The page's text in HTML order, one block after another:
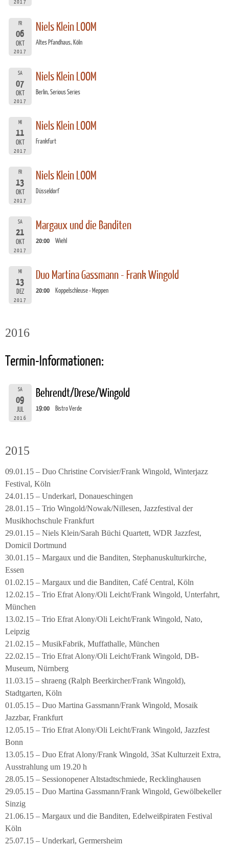
2017
FR
06
OKT
2017
Niels Klein LOOM
Altes Pfandhaus, Köln
SA
07
OKT
2017
Niels Klein LOOM
Berlin, Serious Series
MI
11
OKT
2017
Niels Klein LOOM
Frankfurt
FR
13
OKT
2017
Niels Klein LOOM
Düsseldorf
SA
21
OKT
2017
Margaux und die Banditen
20:00 Wiehl
MI
13
DEZ
2017
Duo Martina Gassmann - Frank Wingold
20:00 Koppelschleuse - Meppen
2016
Termin-Informationen:
SA
09
JUL
2016
Behrendt/Drese/Wingold
19:00 Bistro Verde
2015
09.01.15 – Duo Christine Corvisier/Frank Wingold, Winterjazz
Festival, Köln
24.01.15 – Underkarl, Donaueschingen
28.01.15 – Trio Wingold/Nowak/Nillesen, Jazzfestival der
Musikhochschule Frankfurt
29.01.15 – Niels Klein/Sarah Büchi Quartett, WDR Jazzfest,
Domicil Dortmund
30.01.15 – Margaux und die Banditen, Stephanuskulturkirche,
Essen
01.02.15 – Margaux und die Banditen, Café Central, Köln
12.02.15 – Trio Efrat Alony/Oli Leicht/Frank Wingold, Unterfahrt,
München
13.02.15 – Trio Efrat Alony/Oli Leicht/Frank Wingold, Nato,
Leipzig
21.02.15 – MusikFabrik, Muffathalle, München
22.02.15 – Trio Efrat Alony/Oli Leicht/Frank Wingold, DB-
Museum, Nürnberg
11.03.15 – shraeng (Ralph Beerkircher/Frank Wingold),
Stadtgarten, Köln
01.05.15 – Duo Martina Gassmann/Frank Wingold, Mosaik
Jazzbar, Frankfurt
12.05.15 – Trio Efrat Alony/Oli Leicht/Frank Wingold, Jazzfest
Bonn
13.05.15 – Duo Efrat Alony/Frank Wingold, 3Sat Kulturzeit Extra,
Ausstrahlung um 19.20 h
28.05.15 – Sessionopener Altstadtschmiede, Recklinghausen
29.05.15 – Duo Martina Gassmann/Frank Wingold, Gewölbekeller
Sinzig
21.06.15 – Margaux und die Banditen, Edelweißpiraten Festival
Köln
25.07.15 – Underkarl, Germersheim